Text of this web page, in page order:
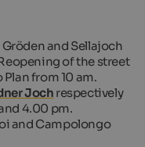
and Sellajoch
of the street
from 10 am.
Joch respectively
4.00 pm.
and Campolongo